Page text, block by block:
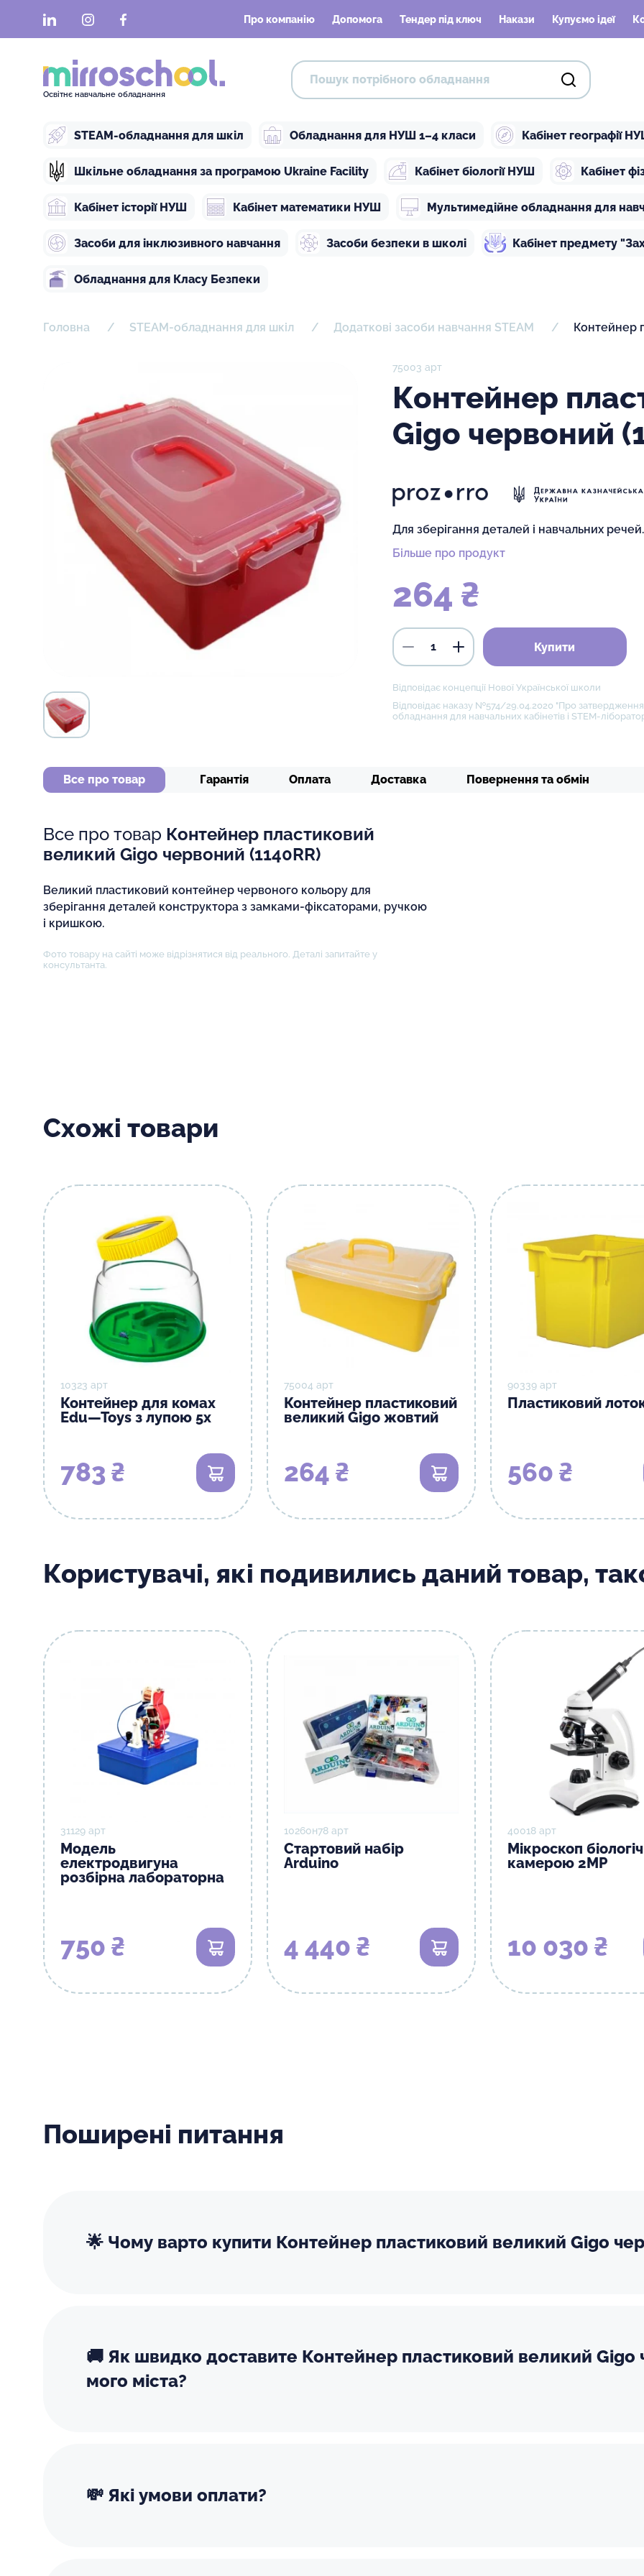
LinkedInInstagramFacebook Про компанію Допомога Тендер під ключ Накази Купуємо ідеї
Освітнє навчальне обладнання
STEAM-обладнання для шкіл Обладнання для НУШ 1–4 класи Кабінет географії
Шкільне обладнання за програмою Ukraine Facility Кабінет біології НУШ Кабінет
Кабінет історії НУШ Кабінет математики НУШ Мультимедійне обладнання для
Засоби для інклюзивного навчання Засоби безпеки в школі Кабінет предмету
Обладнання для Класу Безпеки
Головна STEAM-обладнання для шкіл Додаткові засоби навчання STEAM Контейнер
75003 арт
Контейнер
Gigo червоний
Для зберігання деталей і навчальних речей.
Більше про продукт
264 ₴
Купити
Відповідає концепції Нової Української школи
Відповідає наказу №574/29.04.2020 "Про затвердження
обладнання для навчальних кабінетів і STEM-
Все про товар Гарантія Оплата Доставка Повернення та обмін
Все про товар Контейнер пластиковий
великий Gigo червоний (1140RR)
Великий пластиковий контейнер червоного кольору для
зберігання деталей конструктора з замками-фіксаторами, ручкою
і кришкою.
Фото товару на сайті може відрізнятися від реального. Деталі запитайте у
консультанта.
Схожі товари
10323 арт
Контейнер для комах
Edu—Toys з лупою 5x
783 ₴ В кошик
75004 арт
Контейнер пластиковий
великий Gigo жовтий
264 ₴ В кошик
90339 арт
Пластиковий
560 ₴
Користувачі, які подивились даний товар,
31129 арт
Модель
електродвигуна
розбірна лабораторна
750 ₴ В кошик
10260н78 арт
Стартовий набір
Arduino
4 440 ₴ В кошик
40018 арт
Мікроскоп
камерою 2MP
10 030 ₴
Поширені питання
🌟 Чому варто купити Контейнер пластиковий великий Gigo
🚚 Як швидко доставите Контейнер пластиковий великий Gigo
мого міста?
💸 Які умови оплати?